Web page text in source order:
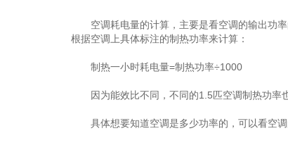
空调耗电量的计算，主要是看空调的输出功率
根据空调上具体标注的制热功率来计算：
制热一小时耗电量=制热功率÷1000
因为能效比不同，不同的1.5匹空调制热功率也
具体想要知道空调是多少功率的，可以看空调